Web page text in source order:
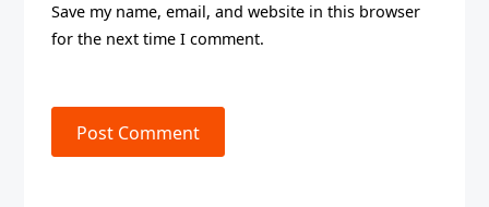
Save my name, email, and website in this browser
for the next time I comment.
Post Comment